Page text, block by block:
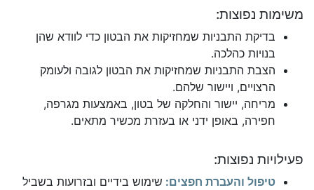
משימות נפוצות:
בדיקת התבניות שמחזיקות את הבטון כדי לוודא שהן
בנויות כהלכה.
הצבת התבניות שמחזיקות את הבטון לגובה ולעומק
הרצויים, ויישור שלהם.
מריחה, יישור והחלקה של בטון, באמצעות מגרפה,
חפירה, באופן ידני או בעזרת מכשיר מתאים.
פעילויות נפוצות:
טיפול והעברת חפצים: שימוש בידיים ובזרועות בשביל